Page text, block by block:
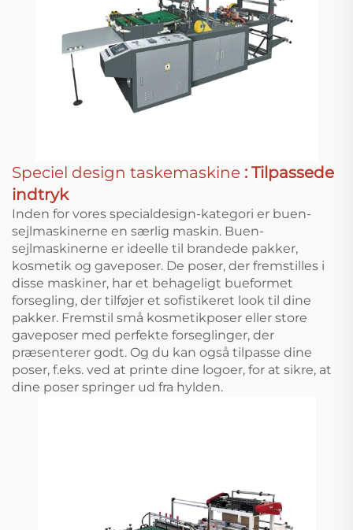
Speciel design taskemaskine : Tilpassede
indtryk
Inden for vores specialdesign-kategori er buen-
sejlmaskinerne en særlig maskin. Buen-
sejlmaskinerne er ideelle til brandede pakker,
kosmetik og gaveposer. De poser, der fremstilles i
disse maskiner, har et behageligt bueformet
forsegling, der tilføjer et sofistikeret look til dine
pakker. Fremstil små kosmetikposer eller store
gaveposer med perfekte forseglinger, der
præsenterer godt. Og du kan også tilpasse dine
poser, f.eks. ved at printe dine logoer, for at sikre, at
dine poser springer ud fra hylden.